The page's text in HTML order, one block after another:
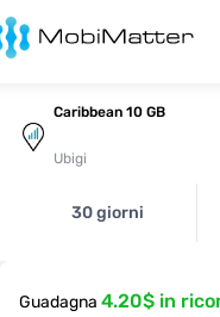
Caribbean 10 GB
Ubigi
30 giorni
Guadagna 4.20$ in